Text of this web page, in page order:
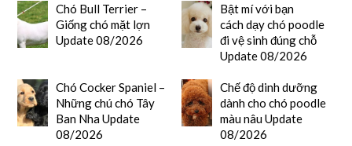
Chó Bull Terrier –
Giống chó mặt lợn
Update 08/2026
Bật mí với bạn
cách dạy chó poodle
đi vệ sinh đúng chỗ
Update 08/2026
Chó Cocker Spaniel –
Những chú chó Tây
Ban Nha Update
08/2026
Chế độ dinh dưỡng
dành cho chó poodle
màu nâu Update
08/2026